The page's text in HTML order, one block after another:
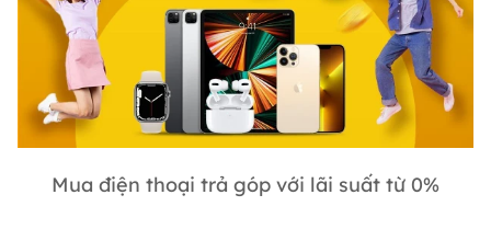
Mua điện thoại trả góp với lãi suất từ 0%